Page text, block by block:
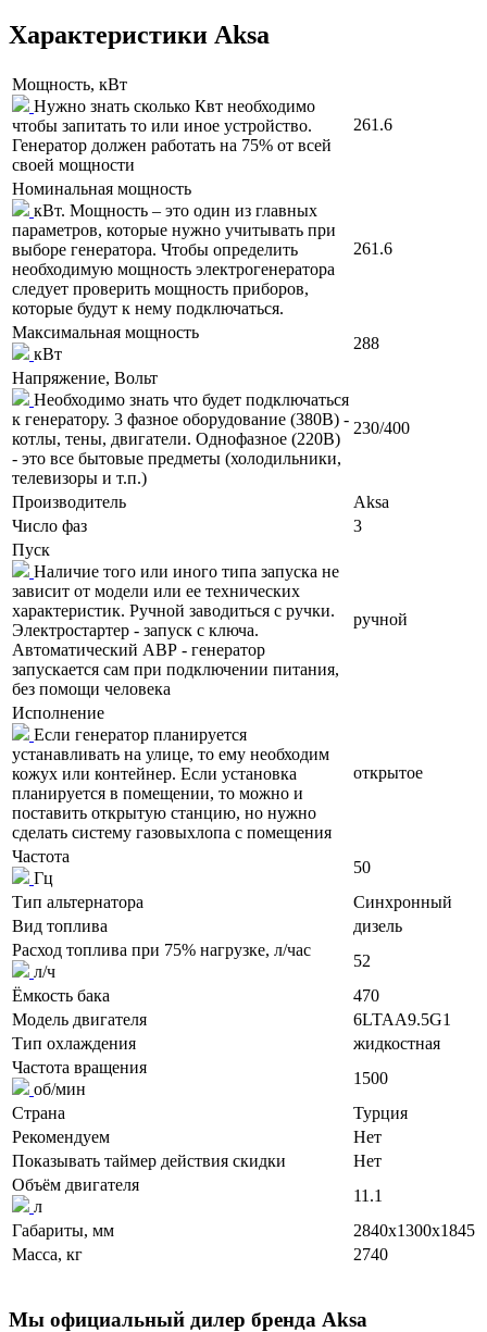
Характеристики Aksa
Мощность, кВт
Нужно знать сколько Квт необходимо
чтобы запитать то или иное устройство.
Генератор должен работать на 75% от всей
своей мощности
261.6
Номинальная мощность
кВт. Мощность – это один из главных
параметров, которые нужно учитывать при
выборе генератора. Чтобы определить
необходимую мощность электрогенератора
следует проверить мощность приборов,
которые будут к нему подключаться.
261.6
Максимальная мощность
кВт
288
Напряжение, Вольт
Необходимо знать что будет подключаться
к генератору. 3 фазное оборудование (380В) -
котлы, тены, двигатели. Однофазное (220В)
- это все бытовые предметы (холодильники,
телевизоры и т.п.)
230/400
Производитель
Aksa
Число фаз
3
Пуск
Наличие того или иного типа запуска не
зависит от модели или ее технических
характеристик. Ручной заводиться с ручки.
Электростартер - запуск с ключа.
Автоматический АВР - генератор
запускается сам при подключении питания,
без помощи человека
ручной
Исполнение
Если генератор планируется
устанавливать на улице, то ему необходим
кожух или контейнер. Если установка
планируется в помещении, то можно и
поставить открытую станцию, но нужно
сделать систему газовыхлопа с помещения
открытое
Частота
Гц
50
Тип альтернатора
Синхронный
Вид топлива
дизель
Расход топлива при 75% нагрузке, л/час
л/ч
52
Ёмкость бака
470
Модель двигателя
6LTAA9.5G1
Тип охлаждения
жидкостная
Частота вращения
об/мин
1500
Страна
Турция
Рекомендуем
Нет
Показывать таймер действия скидки
Нет
Объём двигателя
л
11.1
Габариты, мм
2840x1300x1845
Масса, кг
2740
Мы официальный дилер бренда Aksa